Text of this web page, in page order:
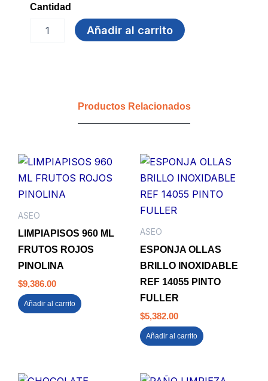
Cantidad
PARA
Añadir al carrito
Productos Relacionados
ASEO
LIMPIAPISOS 960 ML
FRUTOS ROJOS
PINOLINA
$9,386.00
Añadir al carrito
ASEO
ESPONJA OLLAS
BRILLO INOXIDABLE
REF 14055 PINTO
FULLER
$5,382.00
Añadir al carrito